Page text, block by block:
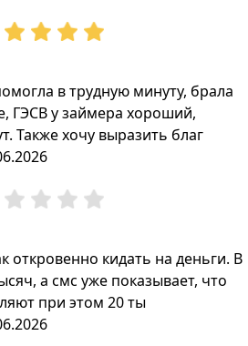
в трудную минуту, брала
ГЭСВ у займера хороший,
Также хочу выразить благ
откровенно кидать на деньги. В
а смс уже показывает, что
при этом 20 ты